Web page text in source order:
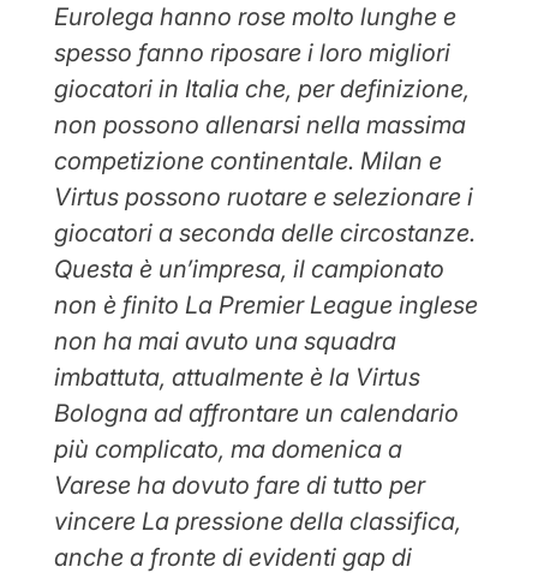
Eurolega hanno rose molto lunghe e
spesso fanno riposare i loro migliori
giocatori in Italia che, per definizione,
non possono allenarsi nella massima
competizione continentale. Milan e
Virtus possono ruotare e selezionare i
giocatori a seconda delle circostanze.
Questa è un’impresa, il campionato
non è finito La Premier League inglese
non ha mai avuto una squadra
imbattuta, attualmente è la Virtus
Bologna ad affrontare un calendario
più complicato, ma domenica a
Varese ha dovuto fare di tutto per
vincere La pressione della classifica,
anche a fronte di evidenti gap di